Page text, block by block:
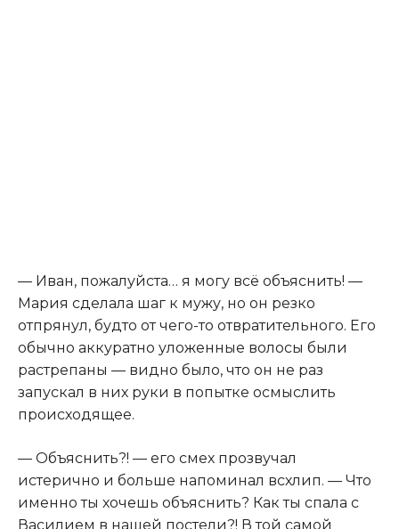
— Иван, пожалуйста… я могу всё объяснить! —
Мария сделала шаг к мужу, но он резко
отпрянул, будто от чего-то отвратительного. Его
обычно аккуратно уложенные волосы были
растрепаны — видно было, что он не раз
запускал в них руки в попытке осмыслить
происходящее.
— Объяснить?! — его смех прозвучал
истерично и больше напоминал всхлип. — Что
именно ты хочешь объяснить? Как ты спала с
Василием в нашей постели?! В той самой